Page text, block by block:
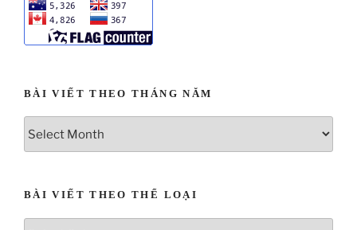
BÀI VIẾT THEO THÁNG NĂM
BÀI VIẾT THEO THỂ LOẠI